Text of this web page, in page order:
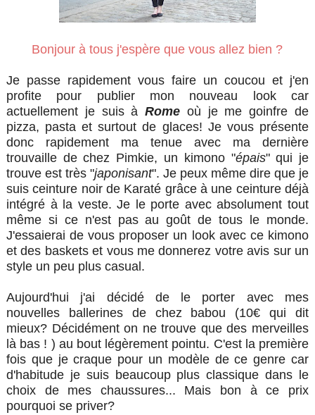
Bonjour à tous j'espère que vous allez bien ?
Je passe rapidement vous faire un coucou et j'en
profite pour publier mon nouveau look car
actuellement je suis àRome où je me goinfre de
pizza, pasta et surtout de glaces! Je vous présente
donc rapidement ma tenue avec ma dernière
trouvaille de chez Pimkie, un kimono "épais" qui je
trouve est très "japonisant". Je peux même dire que je
suis ceinture noir de Karaté grâce à une ceinture déjà
intégré à la veste. Je le porte avec absolument tout
même si ce n'est pas au goût de tous le monde.
J'essaierai de vous proposer un look avec ce kimono
et des baskets et vous me donnerez votre avis sur un
style un peu plus casual.
Aujourd'hui j'ai décidé de le porter avec mes
nouvelles ballerines de chez babou (10€ qui dit
mieux? Décidément on ne trouve que des merveilles
là bas ! ) au bout légèrement pointu. C'est la première
fois que je craque pour un modèle de ce genre car
d'habitude je suis beaucoup plus classique dans le
choix de mes chaussures... Mais bon à ce prix
pourquoi se priver?